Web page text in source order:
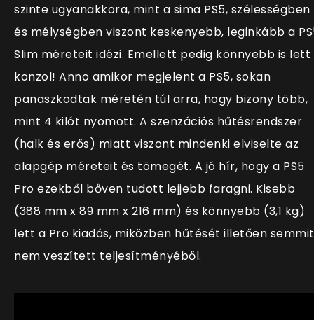
szinte ugyanakkora, mint a sima PS5, szélességben
és mélységben viszont keskenyebb, leginkább a
Slim méreteit idézi. Emellett pedig könnyebb is lett
konzol! Anno amikor megjelent a PS5, sokan
panaszkodtak méretén túl arra, hogy bizony több,
mint 4 kilót nyomott. A szenzációs hűtésrendszer
(halk és erős) miatt viszont mindenki elviselte az
alapgép méreteit és tömegét. A jó hír, hogy a PS5
Pro ezekből bőven tudott lejjebb faragni. Kisebb
(388 mm x 89 mm x 216 mm) és könnyebb (3,1 kg)
lett a Pro kiadás, miközben hűtését illetően semmit
nem veszített teljesítményéből.